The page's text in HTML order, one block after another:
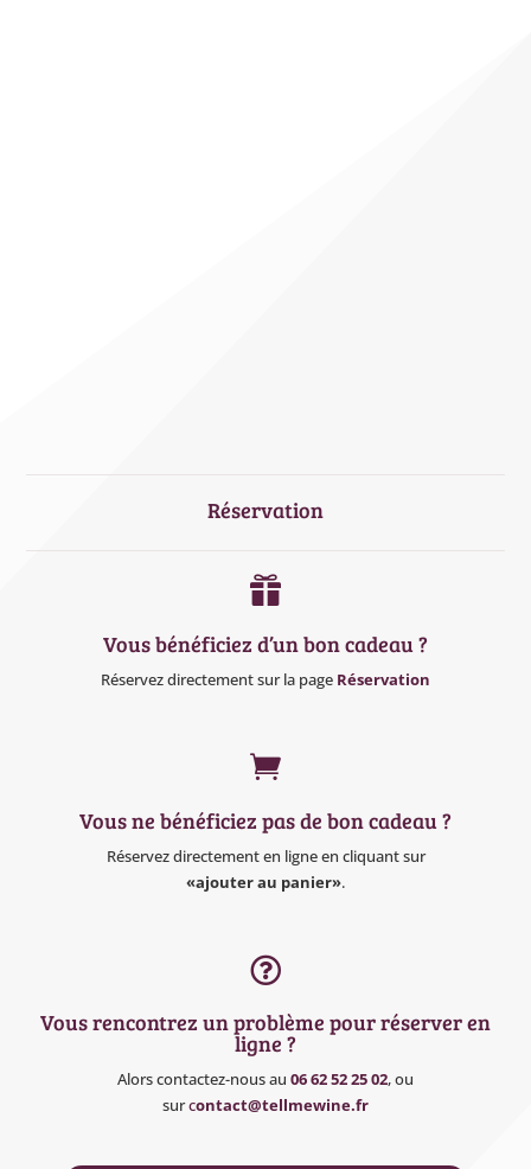
Réservation

Vous bénéficiez d’un bon cadeau ?
Réservez directement sur la page Réservation

Vous ne bénéficiez pas de bon cadeau ?
Réservez directement en ligne en cliquant sur
«ajouter au panier».

Vous rencontrez un problème pour réserver en
ligne ?
Alors contactez-nous au 06 62 52 25 02, ou
surcontact@tellmewine.fr